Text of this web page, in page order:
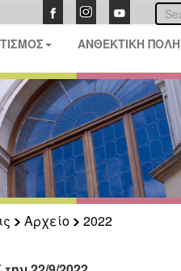
ΑΝΘΕΚΤΙΚΗ ΠΟΛΗ
Αρχείο
2022